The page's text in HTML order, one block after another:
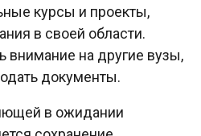
курсы и проекты,
в своей области.
внимание на другие вузы,
документы.
в ожидании